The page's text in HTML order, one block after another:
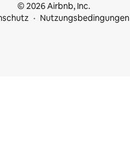
© 2026 Airbnb, Inc.
Nutzungsbedingungen